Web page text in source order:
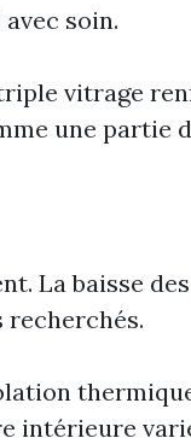
soin.
vitrage
une partie
La baisse
intérieure